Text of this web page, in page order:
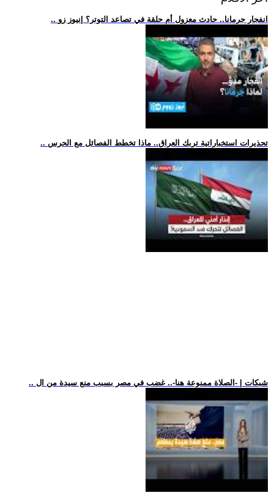
.. انفجار جرمانا.. حادث معزول أم حلقة في تصاعد التوتر؟ |نيوز زو
.. تحذيرات استخباراتية تربك العراق.. ماذا تخطط الفصائل مع الحرس
.. شبكات | -الصلاة ممنوعة هنا-.. غضب في مصر بسبب منع سيدة من ال